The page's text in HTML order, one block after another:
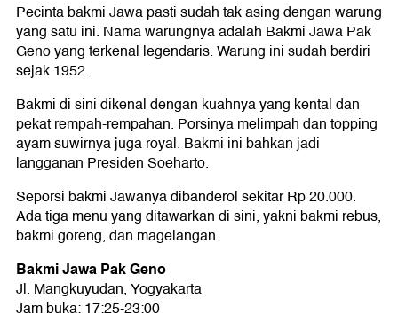
Pecinta bakmi Jawa pasti sudah tak asing dengan warung
yang satu ini. Nama warungnya adalah Bakmi Jawa Pak
Geno yang terkenal legendaris. Warung ini sudah berdiri
sejak 1952.
Bakmi di sini dikenal dengan kuahnya yang kental dan
pekat rempah-rempahan. Porsinya melimpah dan topping
ayam suwirnya juga royal. Bakmi ini bahkan jadi
langganan Presiden Soeharto.
Seporsi bakmi Jawanya dibanderol sekitar Rp 20.000.
Ada tiga menu yang ditawarkan di sini, yakni bakmi rebus,
bakmi goreng, dan magelangan.
Bakmi Jawa Pak Geno
Jl. Mangkuyudan, Yogyakarta
Jam buka: 17:25-23:00